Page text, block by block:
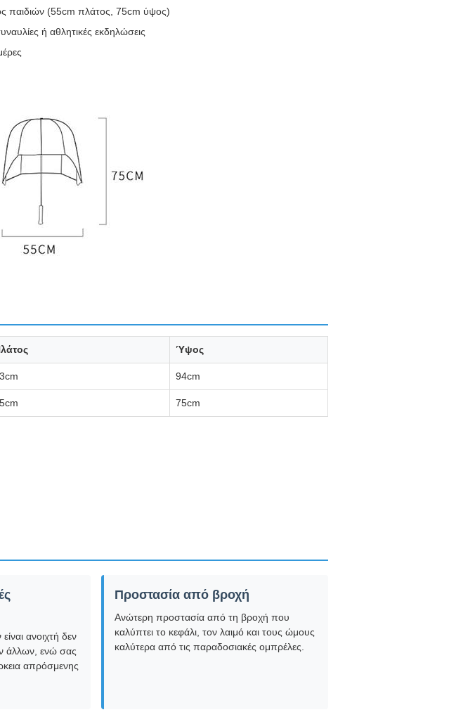
παιδιών (55cm πλάτος, 75cm ύψος)
ή αθλητικές εκδηλώσεις
Ύψος
94cm
75cm
ανοιχτή δεν
άλλων, ενώ σας
απρόσμενης
Προστασία από βροχή
Ανώτερη προστασία από τη βροχή που
καλύπτει το κεφάλι, τον λαιμό και τους ώμους
καλύτερα από τις παραδοσιακές ομπρέλες.